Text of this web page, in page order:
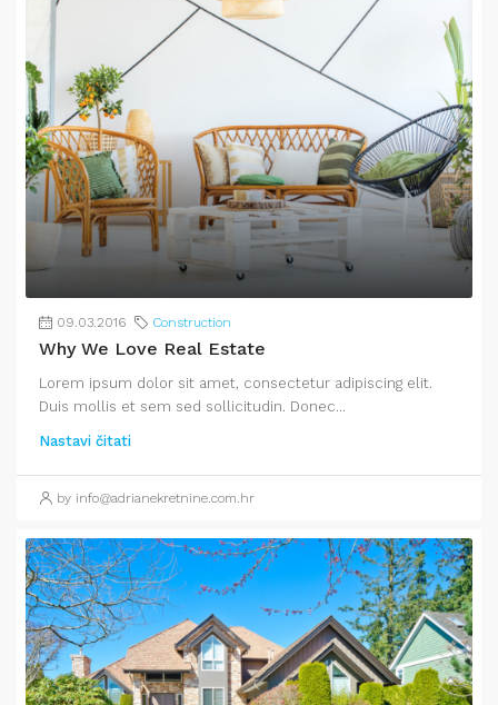
09.03.2016 Construction
Why We Love Real Estate
Lorem ipsum dolor sit amet, consectetur adipiscing elit.
Duis mollis et sem sed sollicitudin. Donec...
Nastavi čitati
by info@adrianekretnine.com.hr